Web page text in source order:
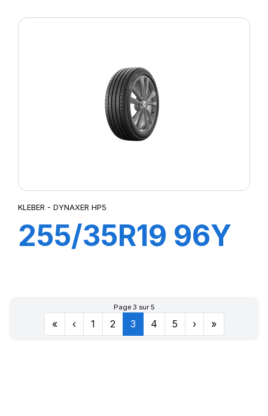
KLEBER - DYNAXER HP5
255/35R19 96Y
HP5
Page 3 sur 5
« ‹ 1 2 3 4 5 › »